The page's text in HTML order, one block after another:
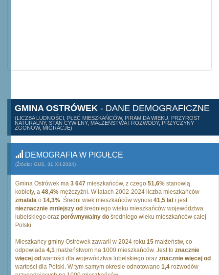
GMINA OSTRÓWEK - DANE DEMOGRAFICZNE
(LICZBA LUDNOŚCI, PŁEĆ MIESZKAŃCÓW, PIRAMIDA WIEKU, PRZYROST
NATURALNY, STAN CYWILNY, MAŁŻEŃSTWA I ROZWODY, PRZYCZYNY
ZGONÓW, MIGRACJE)
DEMOGRAFIA W PIGUŁCE
(Źródło: GUS, 31.XII.2024)
Gmina Ostrówek ma 3 647 mieszkańców, z czego 51,6% stanowią
kobiety, a 48,4% mężczyźni. W latach 2002-2024 liczba mieszkańców
zmalała o 14,3%. Średni wiek mieszkańców wynosi 41,5 lat i jest
nieznacznie mniejszy od średniego wieku mieszkańców województwa
lubelskiego oraz porównywalny do średniego wieku mieszkańców całej
Polski.
Mieszkańcy gminy Ostrówek zawarli w 2024 roku 15 małżeństw, co
odpowiada 4,1 małżeństwom na 1000 mieszkańców. Jest to znacznie
więcej od wartości dla województwa lubelskiego oraz znacznie więcej od
wartości dla Polski. W tym samym okresie odnotowano 1,4 rozwodów